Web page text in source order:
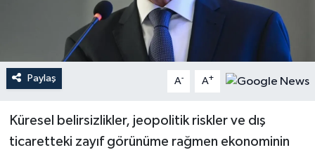
Paylaş A- A+
Küresel belirsizlikler, jeopolitik riskler ve dış
ticaretteki zayıf görünüme rağmen ekonominin